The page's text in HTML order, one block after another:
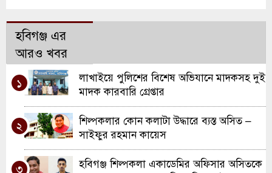
হবিগঞ্জ এর
আরও খবর
১
লাখাইয়ে পুলিশের বিশেষ অভিযানে মাদকসহ দুই
মাদক কারবারি গ্রেপ্তার
২
শিল্পকলার কোন কলাটা উদ্ধারে ব্যস্ত অসিত –
সাইফুর রহমান কায়েস
৩
হবিগঞ্জ শিল্পকলা একাডেমির অফিসার অসিতকে